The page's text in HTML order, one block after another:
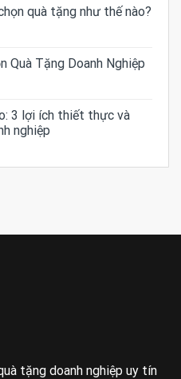
quà tặng như thế nào?
Quà Tặng Doanh Nghiệp
3 lợi ích thiết thực và
nghiệp
tặng doanh nghiệp uy tín